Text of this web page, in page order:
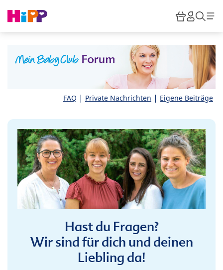
HiPP
FAQ | Private Nachrichten | Eigene Beiträge
Hast du Fragen?
Wir sind für dich und deinen
Liebling da!